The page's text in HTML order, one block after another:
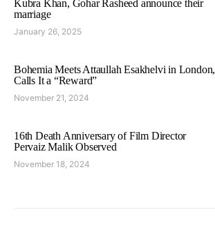
Kubra Khan, Gohar Rasheed announce their
marriage
January 26, 2025
Bohemia Meets Attaullah Esakhelvi in London,
Calls It a “Reward”
November 21, 2024
16th Death Anniversary of Film Director
Pervaiz Malik Observed
November 18, 2024